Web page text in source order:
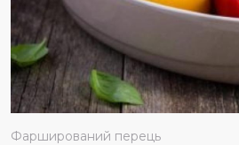
Фарширований перець